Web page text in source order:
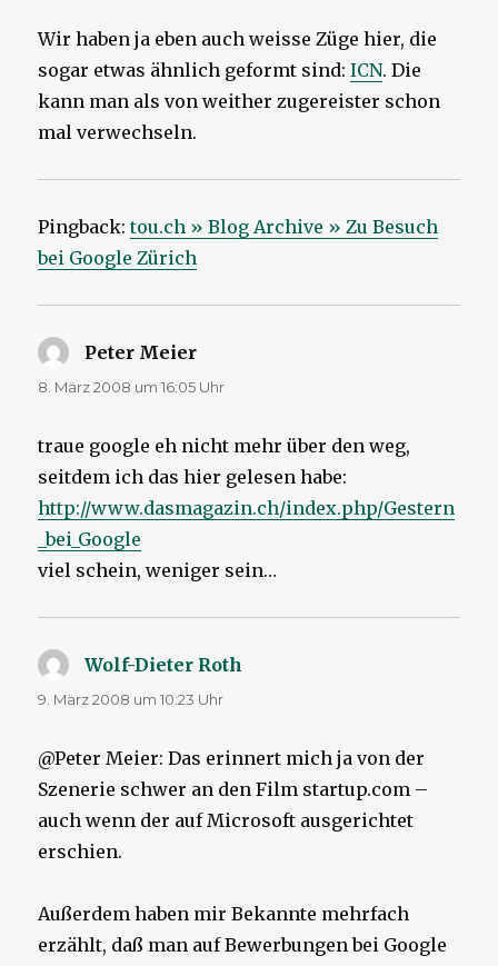
Wir haben ja eben auch weisse Züge hier, die
sogar etwas ähnlich geformt sind:ICN. Die
kann man als von weither zugereister schon
mal verwechseln.
Pingback:tou.ch » Blog Archive » Zu Besuch
bei Google Zürich
Peter Meier
8. März 2008 um 16:05 Uhr
traue google eh nicht mehr über den weg,
seitdem ich das hier gelesen habe:
http://www.dasmagazin.ch/index.php/Gestern
_bei_Google
viel schein, weniger sein…
Wolf-Dieter Roth
9. März 2008 um 10:23 Uhr
@Peter Meier: Das erinnert mich ja von der
Szenerie schwer an den Film startup.com –
auch wenn der auf Microsoft ausgerichtet
erschien.
Außerdem haben mir Bekannte mehrfach
erzählt, daß man auf Bewerbungen bei Google